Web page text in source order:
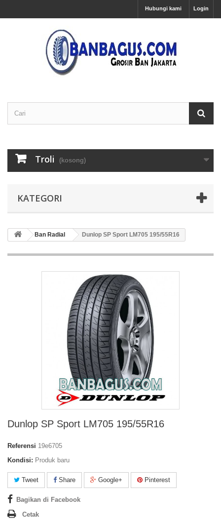
Login
Hubungi kami
Troli (kosong)
KATEGORI
Ban Radial Dunlop SP Sport LM705 195/55R16
Dunlop SP Sport LM705 195/55R16
Referensi 19e6705
Kondisi: Produk baru
Tweet Share Google+ Pinterest
Bagikan di Facebook
Cetak